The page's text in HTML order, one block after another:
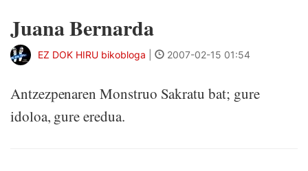
Juana Bernarda
EZ DOK HIRU bikobloga 2007-02-15 01:54
Antzezpenaren Monstruo Sakratu bat; gure
idoloa, gure eredua.